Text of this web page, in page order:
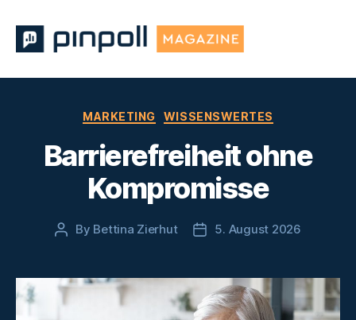
Categories
MARKETING WISSENSWERTES
Barrierefreiheit ohne
Kompromisse
Post
By Bettina Zierhut
Post5. August 2026